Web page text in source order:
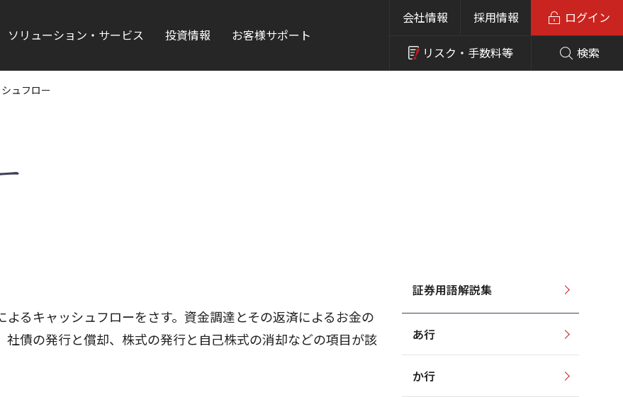
ソリューション・サービス 投資情報 お客様サポート
会社情報 採用情報
リスク・ 手数料等 検索
ログイン
ュフロー
るキャッシュフローをさす。資金調達とその返済によるお金の
債の発行と償却、株式の発行と自己株式の消却などの項目が該
証券用語解説集
あ行
か行